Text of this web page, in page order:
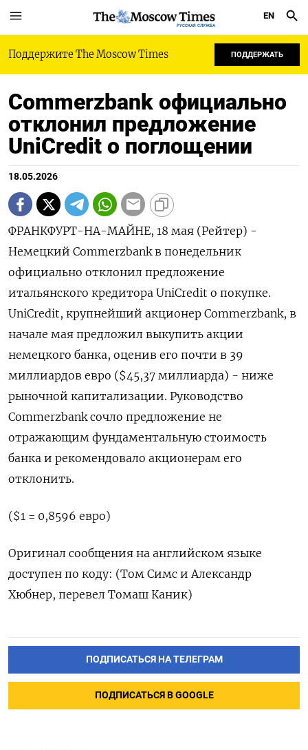
РУССКАЯ СЛУЖБА
EN
Поддержите The Moscow Times ПОДДЕРЖАТЬ
Commerzbank официально
отклонил предложение
UniCredit о поглощении
18.05.2026
ФРАНКФУРТ-НА-МАЙНЕ, 18 мая (Рейтер) -
Немецкий Commerzbank в понедельник
‌официально отклонил предложение
итальянского кредитора ​UniCredit о покупке.
UniCredit, ​крупнейший ​акционер ⁠Commerzbank, ‌в
начале ‌мая предложил выкупить акции
немецкого ​банка, ‌оценив его почти ​в 39
миллиардов ‌евро ($45,37 миллиарда) - ниже
рыночной капитализации. Руководство ​
Commerzbank ​сочло ‌предложение не
отражающим ​фундаментальную стоимость
банка и рекомендoвало акционерам его
отклонить.
($1 = 0,8596 евро)
Оригинал сообщения ​на ⁠английском языке
доступен по ‌коду: (Том ‌Симс и Александр ​
Хюбнер, перевел ‌Томаш Каник)
ПОДПИСАТЬСЯ НА ТЕЛЕГРАМ
ПОДПИСАТЬСЯ В GOOGLE